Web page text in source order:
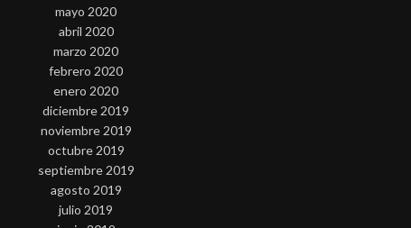
mayo 2020
abril 2020
marzo 2020
febrero 2020
enero 2020
diciembre 2019
noviembre 2019
octubre 2019
septiembre 2019
agosto 2019
julio 2019